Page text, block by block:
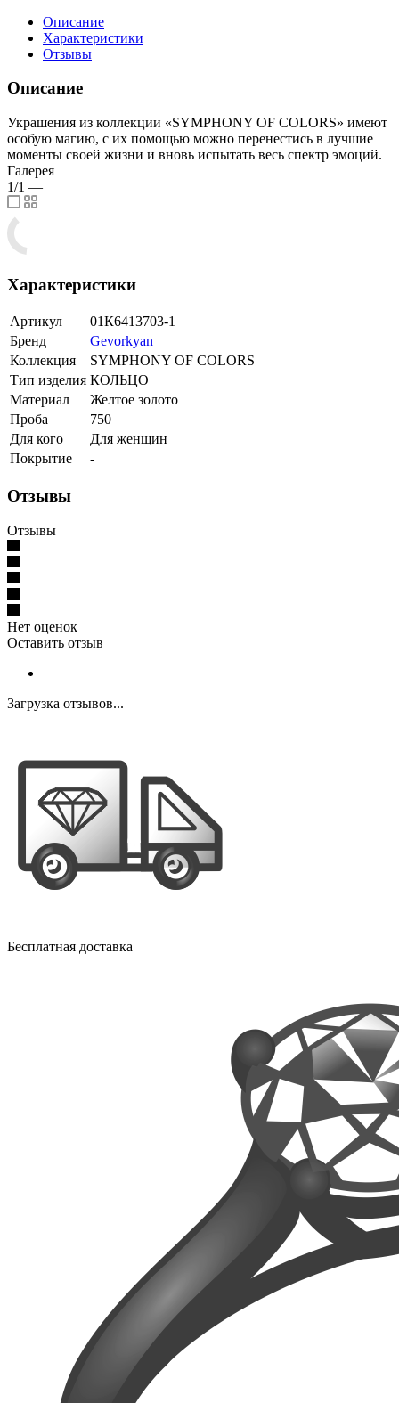
Описание
Характеристики
Отзывы
Описание
Украшения из коллекции «SYMPHONY OF COLORS» имеют
особую магию, с их помощью можно перенестись в лучшие
моменты своей жизни и вновь испытать весь спектр эмоций.
Галерея
1/1 —
Характеристики
Артикул
01К6413703-1
Бренд
Gevorkyan
Коллекция
SYMPHONY OF COLORS
Тип изделия КОЛЬЦО
Материал
Желтое золото
Проба
750
Для кого
Для женщин
Покрытие
-
Отзывы
Отзывы
Нет оценок
Оставить отзыв
Загрузка отзывов...
Бесплатная доставка